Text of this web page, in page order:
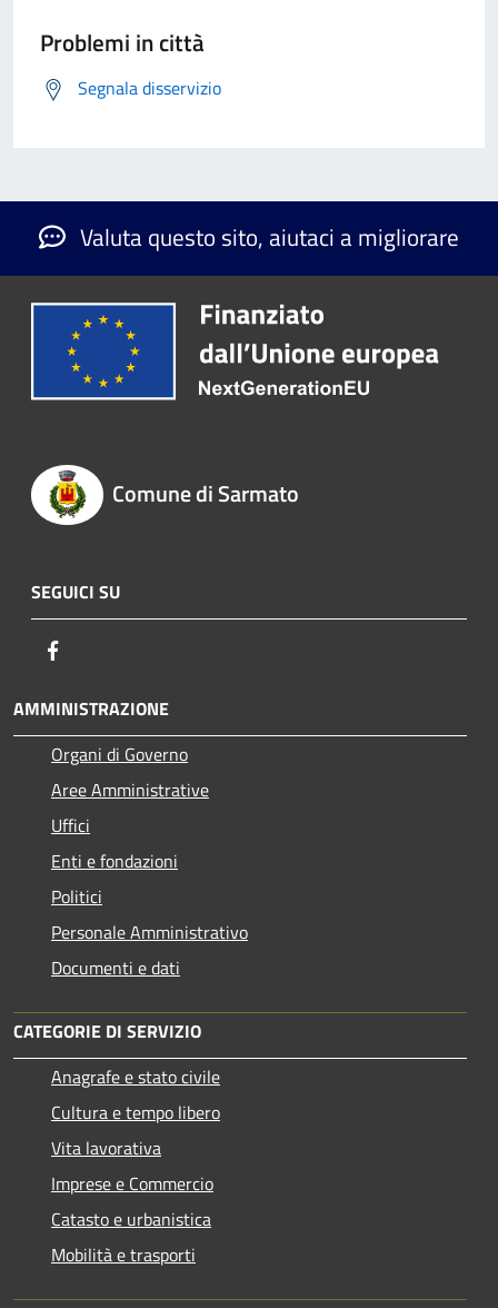
Problemi in città
Segnala disservizio
Valuta questo sito, aiutaci a migliorare
Comune di Sarmato
SEGUICI SU
AMMINISTRAZIONE
Organi di Governo
Aree Amministrative
Uffici
Enti e fondazioni
Politici
Personale Amministrativo
Documenti e dati
CATEGORIE DI SERVIZIO
Anagrafe e stato civile
Cultura e tempo libero
Vita lavorativa
Imprese e Commercio
Catasto e urbanistica
Mobilità e trasporti